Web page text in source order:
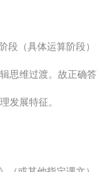
段（具体运算阶段）
思维过渡。故正确答
发展特征。